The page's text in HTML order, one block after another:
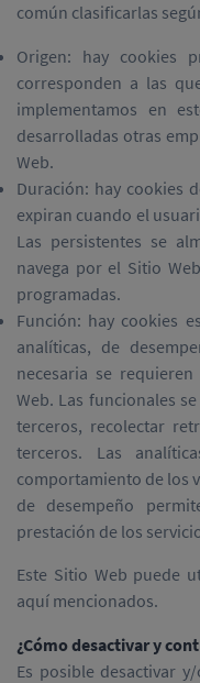
común clasificarlas
Origen: hay cookies
corresponden a las
implementamos en
desarrolladas otras
Web.
Duración: hay cookies
expiran cuando el
Las persistentes se
navega por el Sitio
programadas.
Función: hay cookies
analíticas, de
necesaria se
Web. Las funcionales
terceros, recolectar
terceros. Las
comportamiento de los
de desempeño
prestación de los
Este Sitio Web puede
aquí mencionados.
¿Cómo desactivar y
Es posible desactivar